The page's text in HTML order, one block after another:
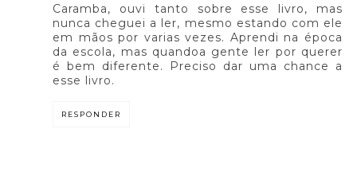
Caramba, ouvi tanto sobre esse livro, mas
nunca cheguei a ler, mesmo estando com ele
em mãos por varias vezes. Aprendi na época
da escola, mas quandoa gente ler por querer
é bem diferente. Preciso dar uma chance a
esse livro.
RESPONDER